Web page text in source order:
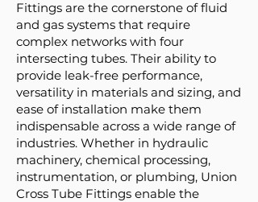
Fittings are the cornerstone of fluid
and gas systems that require
complex networks with four
intersecting tubes. Their ability to
provide leak-free performance,
versatility in materials and sizing, and
ease of installation make them
indispensable across a wide range of
industries. Whether in hydraulic
machinery, chemical processing,
instrumentation, or plumbing, Union
Cross Tube Fittings enable the